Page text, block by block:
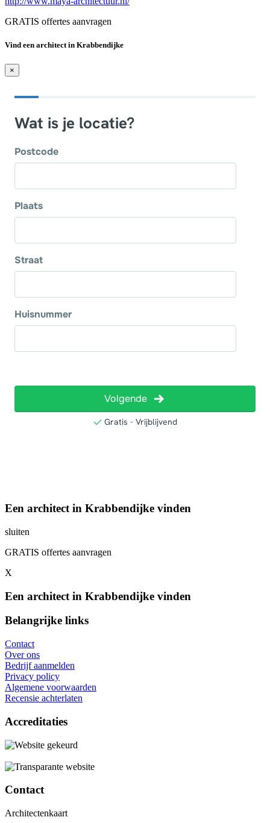
GRATIS offertes aanvragen
Vind een architect in Krabbendijke
×
Een architect in Krabbendijke vinden
sluiten
GRATIS offertes aanvragen
X
Een architect in Krabbendijke vinden
Belangrijke links
Contact
Over ons
Bedrijf aanmelden
Privacy policy
Algemene voorwaarden
Recensie achterlaten
Accreditaties
Contact
Architectenkaart